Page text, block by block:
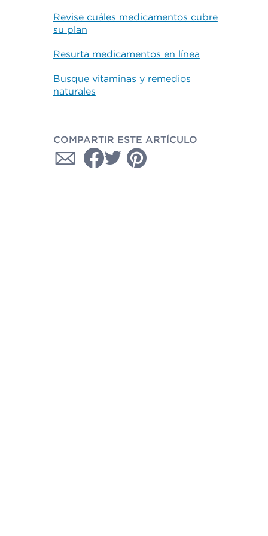
Revise cuáles medicamentos cubre
su plan
Resurta medicamentos en línea
Busque vitaminas y remedios
naturales
COMPARTIR ESTE ARTÍCULO